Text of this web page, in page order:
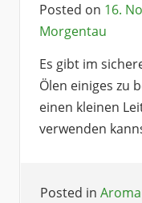
Posted on 16.
Morgentau
Es gibt im
Ölen einiges zu
einen kleinen
verwenden
Posted in